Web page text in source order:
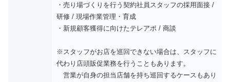
・売り場づくりを行う契約社員スタッフの採用面接 /
研修 / 現場作業管理・育成
・新規顧客獲得に向けたテレアポ / 商談
※スタッフがお店を巡回できない場合は、スタッフに
代わり店頭販促業務を行うこともあります。
営業が自身の担当店舗を持ち巡回するケースもあり